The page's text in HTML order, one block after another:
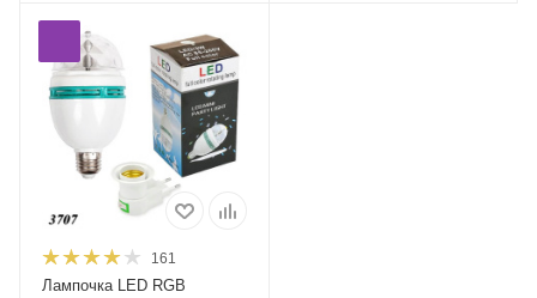
161
Лампочка LED RGB